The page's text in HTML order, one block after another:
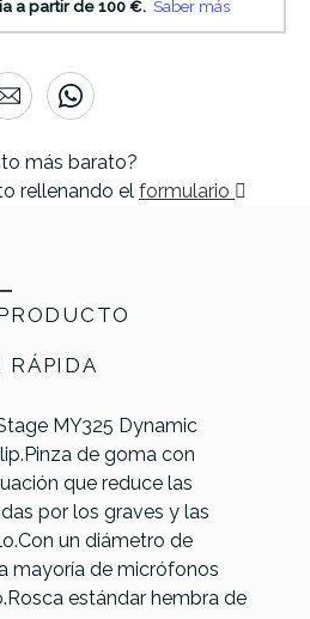
más barato?
rellenando el formulario
RÁPIDA
MY325 Dynamic
de goma con
que reduce las
por los graves y las
un diámetro de
mayoría de micrófonos
estándar hembra de